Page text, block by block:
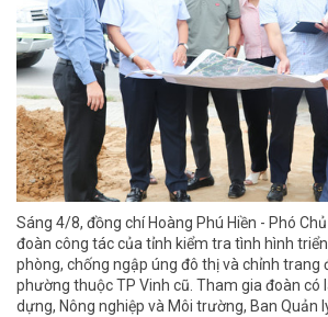
Sáng 4/8, đồng chí Hoàng Phú Hiền - Phó
đoàn công tác của tỉnh kiểm tra tình hình
phòng, chống ngập úng đô thị và chỉnh trang
phường thuộc TP Vinh cũ. Tham gia đoàn có
dựng, Nông nghiệp và Môi trường, Ban Quản